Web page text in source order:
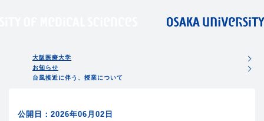
大阪医療大学
お知らせ
台風接近に伴う、授業について
公開日：2026年06月02日